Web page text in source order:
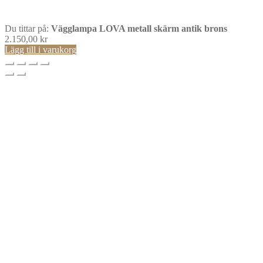
Du tittar på: Vägglampa LOVA metall skärm antik brons
2.150,00 kr
Lägg till i varukorg